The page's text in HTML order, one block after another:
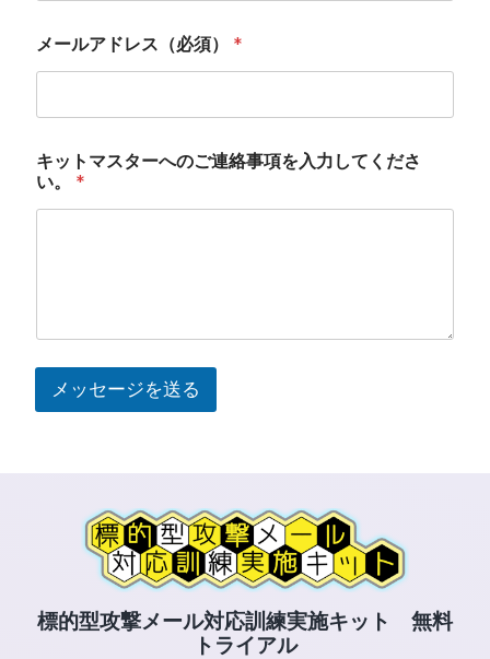
メールアドレス（必須） *
キットマスターへのご連絡事項を入力してくださ
い。 *
メッセージを送る
標的型攻撃メール対応訓練実施キット 無料
トライアル